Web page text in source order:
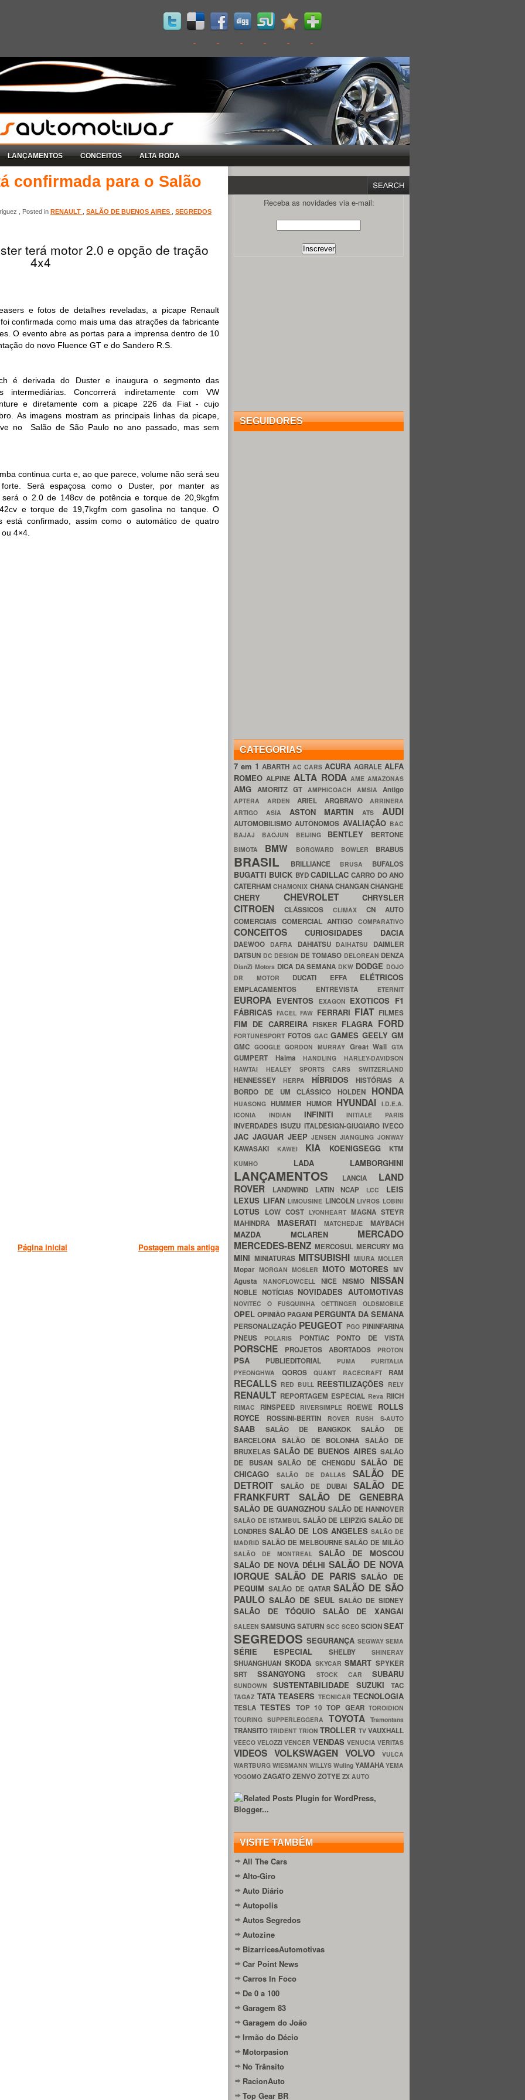
LANÇAMENTOS CONCEITOS ALTA RODA
confirmada para o Salão
, Posted in RENAULT SALÃO DE BUENOS AIRES SEGREDOS
terá motor 2.0 e opção de tração
4x4
e fotos de detalhes reveladas, a picape Renault
confirmada como mais uma das atrações da fabricante
O evento abre as portas para a imprensa dentro de 10
do novo Fluence GT e do Sandero R.S.
é derivada do Duster e inaugura o segmento das
intermediárias. Concorrerá indiretamente com VW
e diretamente com a picape 226 da Fiat - cujo
As imagens mostram as principais linhas da picape,
no Salão de São Paulo no ano passado, mas sem
continua curta e, ao que parece, volume não será seu
Será espaçosa como o Duster, por manter as
o 2.0 de 148cv de potência e torque de 20,9kgfm
e torque de 19,7kgfm com gasolina no tanque. O
está confirmado, assim como o automático de quatro
4×4.
Postagem mais antiga
Página inicial
Receba as novidades via e-mail:
SEGUIDORES
CATEGORIAS
7 em 1ABARTH AC CARS ACURA AGRALE ALFA
ROMEOALPINEALTA RODA AME AMAZONAS
AMG AMORITZ GT AMPHICOACH AMSIA Antigo
APTERA ARDEN ARIEL ARQBRAVO ARRINERA
ARTIGO ASIA ASTON MARTINATS AUDI
AUTOMOBILISMOAUTÔNOMOS AVALIAÇÃO BAC
BAJAJ BAOJUN BEIJING BENTLEY BERTONE
BIMOTA BMW BORGWARD BOWLER BRABUS
BRASIL BRILLIANCE BRUSA BUFALOS
BUGATTI BUICK BYDCADILLACCARRO DO ANO
CATERHAMCHAMONIX CHANACHANGANCHANGHE
CHERY CHEVROLET CHRYSLER
CITROEN CLÁSSICOS CLIMAX CN AUTO
COMERCIAIS COMERCIAL ANTIGOCOMPARATIVO
CONCEITOS CURIOSIDADES DACIA
DAEWOO DAFRA DAHIATSU DAIHATSU DAIMLER
DATSUN DC DESIGN DE TOMASO DELOREAN DENZA
DianZi Motors DICA DA SEMANA DKW DODGE DOJO
DR MOTOR DUCATI EFFA ELÉTRICOS
EMPLACAMENTOS ENTREVISTA ETERNIT
EUROPA EVENTOS EXAGON EXOTICOS F1
FÁBRICASFACELFAW FERRARI FIAT FILMES
FIM DE CARREIRA FISKER FLAGRA FORD
FORTUNESPORT FOTOS GACGAMESGEELYGM
GMC GOOGLEGORDON MURRAY Great WallGTA
GUMPERT HaimaHANDLINGHARLEY-DAVIDSON
HAWTAI HEALEY SPORTS CARS SWITZERLAND
HENNESSEY HERPA HÍBRIDOSHISTÓRIAS A
BORDO DE UM CLÁSSICO HOLDEN HONDA
HUASONGHUMMER HUMOR HYUNDAI I.D.E.A.
ICONIA INDIAN INFINITIINITIALE PARIS
INVERDADESISUZU ITALDESIGN-GIUGIAROIVECO
JAC JAGUAR JEEPJENSENJIANGLINGJONWAY
KAWASAKI KAWEI KIA KOENIGSEGG KTM
KUMHO LADA LAMBORGHINI
LANÇAMENTOS LANCIA LAND
ROVER
LANDWIND LATIN NCAP LCC LEIS
LEXUS LIFAN LIMOUSINE LINCOLN LIVROS LOBINI
LOTUS LOW COST LYONHEART MAGNA STEYR
MAHINDRA MASERATIMATCHEDJEMAYBACH
MAZDA MCLAREN MERCADO
MERCEDES-BENZMERCOSUL MERCURYMG
MINI MINIATURAS MITSUBISHI MIURA MOLLER
Mopar MORGAN MOSLER MOTO MOTORES MV
Agusta NANOFLOWCELL NICENISMO NISSAN
NOBLE NOTÍCIAS NOVIDADES AUTOMOTIVAS
NOVITEC O FUSQUINHA OETTINGER OLDSMOBILE
OPEL OPINIÃO PAGANI PERGUNTA DA SEMANA
PERSONALIZAÇÃO PEUGEOT PGO PININFARINA
PNEUS
POLARIS PONTIAC PONTO DE VISTA
PORSCHE PROJETOS ABORTADOS PROTON
PSA PUBLIEDITORIAL PUMA PURITALIA
PYEONGHWA QOROS QUANT RACECRAFT RAM
RECALLS RED BULL REESTILIZAÇÕES RELY
RENAULT REPORTAGEM ESPECIAL Reva RIICH
RIMAC RINSPEED RIVERSIMPLE ROEWE ROLLS
ROYCE
ROSSINI-BERTIN ROVER RUSH S-AUTO
SAAB SALÃO DE BANGKOKSALÃO DE
BARCELONA SALÃO DE BOLONHASALÃO DE
BRUXELAS SALÃO DE BUENOS AIRES SALÃO
DE BUSAN SALÃO DE CHENGDU SALÃO DE
CHICAGO
SALÃO DE DALLASSALÃO DE
DETROIT
SALÃO DE DUBAI SALÃO DE
FRANKFURT SALÃO DE GENEBRA
SALÃO DE GUANGZHOU SALÃO DE HANNOVER
SALÃO DE ISTAMBUL SALÃO DE LEIPZIGSALÃO DE
LONDRESSALÃO DE LOS ANGELES SALÃO DE
MADRID SALÃO DE MELBOURNESALÃO DE MILÃO
SALÃO DE MONTREAL SALÃO DE MOSCOU
SALÃO DE NOVA DÉLHI SALÃO DE NOVA
IORQUE SALÃO DE PARISSALÃO DE
PEQUIM SALÃO DE QATARSALÃO DE SÃO
PAULO SALÃO DE SEUL SALÃO DE SIDNEY
SALÃO DE TÓQUIO SALÃO DE XANGAI
SALEENSAMSUNGSATURN SCC SCEO SCIONSEAT
SEGREDOSSEGURANÇA SEGWAYSEMA
SÉRIE ESPECIAL SHELBY SHINERAY
SHUANGHUAN SKODA SKYCARSMART SPYKER
SRTSSANGYONG STOCK CAR SUBARU
SUNDOWNSUSTENTABILIDADE SUZUKITAC
TAGAZ TATA TEASERS TECNICAR TECNOLOGIA
TESLATESTES TOP 10TOP GEARTOROIDION
TOURING SUPPERLEGGERA TOYOTATramontana
TRÂNSITOTRIDENT TRIONTROLLER TVVAUXHALL
VEECOVELOZZIVENCER VENDAS VENUCIAVERITAS
VIDEOS VOLKSWAGEN VOLVO
VULCA
WARTBURG WIESMANN WILLYS Wuling YAMAHA YEMA
YOGOMO ZAGATOZENVOZOTYE ZX AUTO
VISITE TAMBÉM
All The Cars
Alto-Giro
Auto Diário
Autopolis
Autos Segredos
Autozine
BizarricesAutomotivas
Car Point News
Carros In Foco
De 0 a 100
Garagem 83
Garagem do João
Irmão do Décio
Motorpasion
No Trânsito
RacionAuto
Top Gear BR